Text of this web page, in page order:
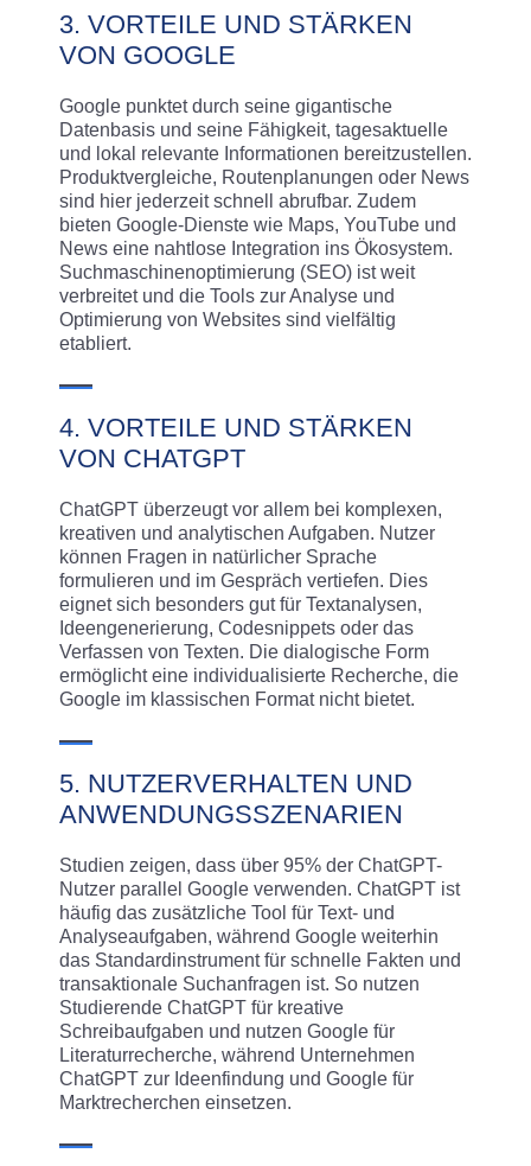
3. VORTEILE UND STÄRKEN
VON GOOGLE
Google punktet durch seine gigantische
Datenbasis und seine Fähigkeit, tagesaktuelle
und lokal relevante Informationen bereitzustellen.
Produktvergleiche, Routenplanungen oder News
sind hier jederzeit schnell abrufbar. Zudem
bieten Google-Dienste wie Maps, YouTube und
News eine nahtlose Integration ins Ökosystem.
Suchmaschinenoptimierung (SEO) ist weit
verbreitet und die Tools zur Analyse und
Optimierung von Websites sind vielfältig
etabliert.
4. VORTEILE UND STÄRKEN
VON CHATGPT
ChatGPT überzeugt vor allem bei komplexen,
kreativen und analytischen Aufgaben. Nutzer
können Fragen in natürlicher Sprache
formulieren und im Gespräch vertiefen. Dies
eignet sich besonders gut für Textanalysen,
Ideengenerierung, Codesnippets oder das
Verfassen von Texten. Die dialogische Form
ermöglicht eine individualisierte Recherche, die
Google im klassischen Format nicht bietet.
5. NUTZERVERHALTEN UND
ANWENDUNGSSZENARIEN
Studien zeigen, dass über 95% der ChatGPT-
Nutzer parallel Google verwenden. ChatGPT ist
häufig das zusätzliche Tool für Text- und
Analyseaufgaben, während Google weiterhin
das Standardinstrument für schnelle Fakten und
transaktionale Suchanfragen ist. So nutzen
Studierende ChatGPT für kreative
Schreibaufgaben und nutzen Google für
Literaturrecherche, während Unternehmen
ChatGPT zur Ideenfindung und Google für
Marktrecherchen einsetzen.